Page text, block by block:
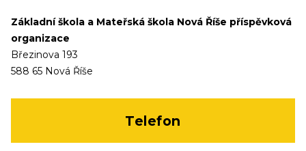
Základní škola a Mateřská škola Nová Říše příspěvková
organizace
Březinova 193
588 65 Nová Říše
Telefon